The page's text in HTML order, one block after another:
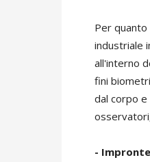
Per
industriale
all'interno
fini
dal corpo e
-